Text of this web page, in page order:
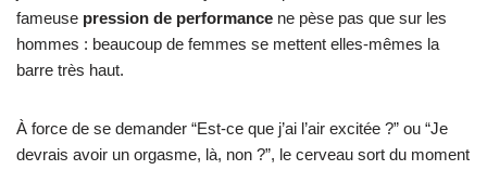
fameuse pression de performance ne pèse pas que sur les
hommes : beaucoup de femmes se mettent elles-mêmes la
barre très haut.
À force de se demander “Est-ce que j’ai l’air excitée ?” ou “Je
devrais avoir un orgasme, là, non ?”, le cerveau sort du moment